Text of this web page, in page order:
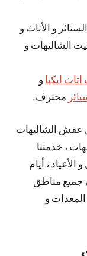
و الأثاث و
الشاليهات و
ايكيا و
محترف.
عفش الشاليهات
، خدمتنا
و الأعياد ، أيام
جميع مناطق
و